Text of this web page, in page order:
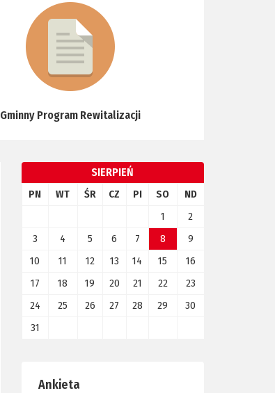
Gminny Program Rewitalizacji
SIERPIEŃ
PN WT ŚR CZ PI SO
ND
1
2
3
4 5 6 7 8
9
10
11 12 13 14 15
16
17
18 19 20 21 22
23
24
25 26 27 28 29
30
31
Ankieta